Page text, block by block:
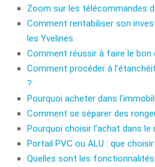
Zoom sur les télécommandes
Comment rentabiliser son
les Yvelines
Comment réussir à faire le
Comment procéder à
?
Pourquoi acheter dans
Comment se séparer des
Pourquoi choisir l’achat dans le
Portail PVC ou ALU : que choisir
Quelles sont les fonctionnalités